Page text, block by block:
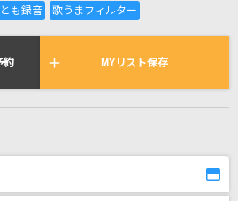
全国りれき
で歌われている曲の一覧
ズ)
約 MYリスト保存